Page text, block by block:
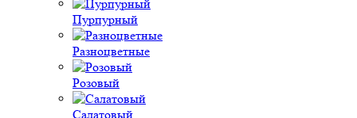
Пурпурный
Разноцветные
Розовый
Салатовый